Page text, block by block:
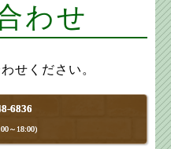
わせ
せください。
6836
～18:00)